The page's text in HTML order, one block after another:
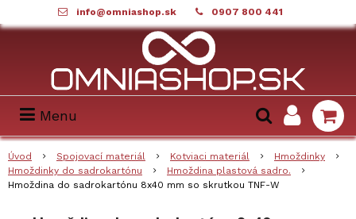
info@omniashop.sk 0907 800 441
Menu
Úvod Spojovací materiál Kotviaci materiál
Hmoždinky
Hmoždinky do sadrokartónu
Hmoždina plastová sadro.
Hmoždina do sadrokartónu 8x40 mm so skrutkou TNF-W